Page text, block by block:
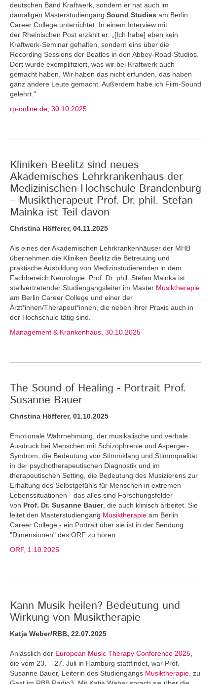
deutschen Band Kraftwerk, sondern er hat auch im
damaligen Masterstudiengang Sound Studies am Berlin
Career College unterrichtet. In einem Interview mit
der Rheinischen Post erzählt er: „[Ich habe] eben kein
Kraftwerk-Seminar gehalten, sondern eins über die
Recording Sessions der Beatles in den Abbey-Road-Studios.
Dort wurde exemplifiziert, was wir bei Kraftwerk auch
gemacht haben. Wir haben das nicht erfunden, das haben
ganz andere Leute gemacht. Außerdem habe ich Film-Sound
gelehrt."
rp-online.de, 30.10.2025
Kliniken Beelitz sind neues
Akademisches Lehrkrankenhaus der
Medizinischen Hochschule Brandenburg
– Musiktherapeut Prof. Dr. phil. Stefan
Mainka ist Teil davon
Christina Höfferer, 04.11.2025
Als eines der Akademischen Lehrkrankenhäuser der MHB
übernehmen die Kliniken Beelitz die Betreuung und
praktische Ausbildung von Medizinstudierenden in dem
Fachbereich Neurologie. Prof. Dr. phil. Stefan Mainka ist
stellvertretender Studiengangsleiter im Master Musiktherapie
am Berlin Career College und einer der
Ärzt*innen/Therapeut*innen, die neben ihrer Praxis auch in
der Hochschule tätig sind.
Management & Krankenhaus, 30.10.2025
The Sound of Healing - Portrait Prof.
Susanne Bauer
Christina Höfferer, 01.10.2025
Emotionale Wahrnehmung, der musikalische und verbale
Ausdruck bei Menschen mit Schizophrenie und Asperger-
Syndrom, die Bedeutung von Stimmklang und Stimmqualität
in der psychotherapeutischen Diagnostik und im
therapeutischen Setting, die Bedeutung des Musizierens zur
Erhaltung des Selbstgefühls für Menschen in extremen
Lebenssituationen - das alles sind Forschungsfelder
von Prof. Dr. Susanne Bauer, die auch klinisch arbeitet. Sie
leitet den Masterstudiengang Musiktherapie am Berlin
Career College - ein Portrait über sie ist in der Sendung
"Dimensionen" des ORF zu hören.
ORF, 1.10.2025
Kann Musik heilen? Bedeutung und
Wirkung von Musiktherapie
Katja Weber/RBB, 22.07.2025
Anlässlich der European Music Therapy Conference 2025
die vom 23. – 27. Juli in Hamburg stattfindet, war Prof.
Susanne Bauer, Leiterin des Studiengangs Musiktherapie , zu